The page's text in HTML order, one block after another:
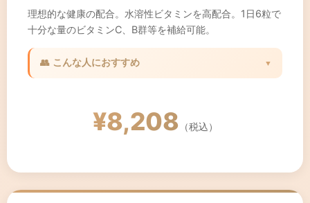
理想的な健康の配合。水溶性ビタミンを高配合。1日6粒で
十分な量のビタミンC、B群等を補給可能。
👥 こんな人におすすめ ▼
✓ 美容と健康を両立したい方
✓ アクティブなライフスタイルの方
¥8,208 （税込）